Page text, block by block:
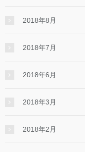
2018年8月
2018年7月
2018年6月
2018年3月
2018年2月